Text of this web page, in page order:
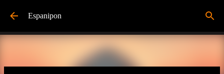
Espanipon